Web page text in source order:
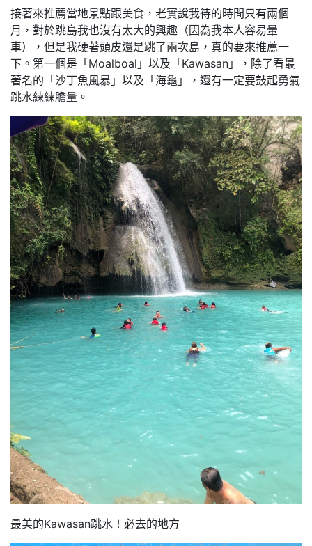
接著來推薦當地景點跟美食，老實說我待的時間只有兩個
月，對於跳島我也沒有太大的興趣（因為我本人容易暈
車），但是我硬著頭皮還是跳了兩次島，真的要來推薦一
下。第一個是「Moalboal」以及「Kawasan」，除了看最
著名的「沙丁魚風暴」以及「海龜」，還有一定要鼓起勇氣
跳水練練膽量。
最美的Kawasan跳水！必去的地方